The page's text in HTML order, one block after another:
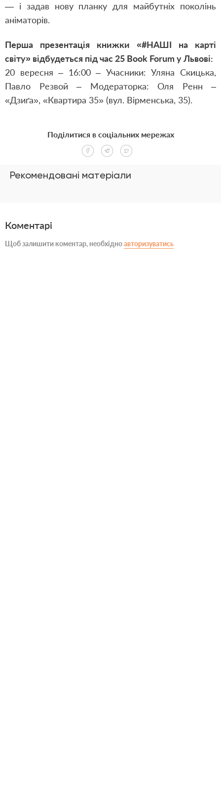
— і задав нову планку для майбутніх поколінь
аніматорів.
Перша презентація книжки «#НАШІ на карті
світу» відбудеться під час 25 Book Forum у Львові:
20 вересня – 16:00 – Учасники: Уляна Скицька,
Павло Резвой – Модераторка: Оля Ренн –
«Дзиґа», «Квартира 35» (вул. Вірменська, 35).
Рекомендовані матеріали
Поділитися в соціальних мережах
Коментарі
Щоб залишити коментар, необхідноавторизуватись